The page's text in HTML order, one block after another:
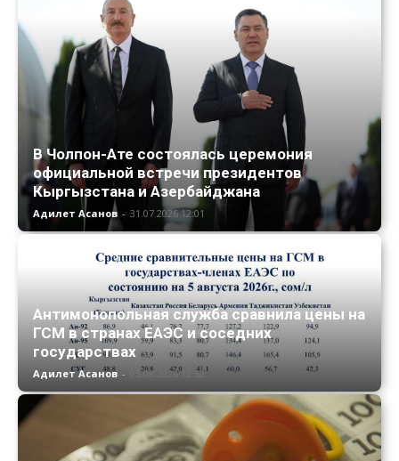
В Чолпон-Ате состоялась церемония
официальной встречи президентов
Кыргызстана и Азербайджана
Адилет Асанов - 31.07.2026 12:01
Антимонопольная служба сравнила цены на
ГСМ в странах ЕАЭС и соседних
государствах
Адилет Асанов - 05.08.2026 12:52